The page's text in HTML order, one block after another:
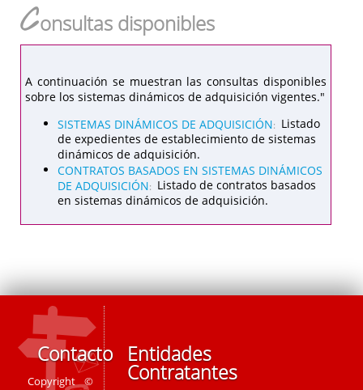
Consultas disponibles
A continuación se muestran las consultas disponibles
sobre los sistemas dinámicos de adquisición vigentes."
SISTEMAS DINÁMICOS DE ADQUISICIÓN: Listado
de expedientes de establecimiento de sistemas
dinámicos de adquisición.
CONTRATOS BASADOS EN SISTEMAS DINÁMICOS
DE ADQUISICIÓN: Listado de contratos basados
en sistemas dinámicos de adquisición.
Contacto
Copyright ©
Entidades
Contratantes